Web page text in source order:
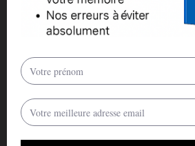
gestion rédigée par un rédacteur expert,
meilleurs rédacteurs et experts par le
meilleurs rédacteurs experts pour votre
gestion. Vous pouvez également utiliser
sociaux pour trouver les meilleurs
pouvez également utiliser une